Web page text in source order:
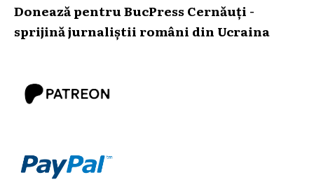
Donează pentru BucPress Cernăuți -
sprijină jurnaliștii români din Ucraina